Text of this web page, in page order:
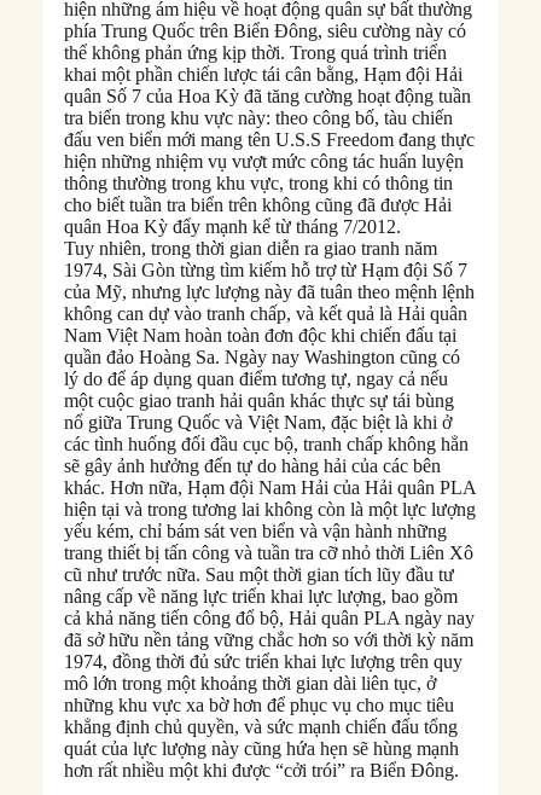
hiện những ám hiệu về hoạt động quân sự bất thường
phía Trung Quốc trên Biển Đông, siêu cường này có
thể không phản ứng kịp thời. Trong quá trình triển
khai một phần chiến lược tái cân bằng, Hạm đội Hải
quân Số 7 của Hoa Kỳ đã tăng cường hoạt động tuần
tra biển trong khu vực này: theo công bố, tàu chiến
đấu ven biển mới mang tên U.S.S Freedom đang thực
hiện những nhiệm vụ vượt mức công tác huấn luyện
thông thường trong khu vực, trong khi có thông tin
cho biết tuần tra biển trên không cũng đã được Hải
quân Hoa Kỳ đẩy mạnh kể từ tháng 7/2012.
Tuy nhiên, trong thời gian diễn ra giao tranh năm
1974, Sài Gòn từng tìm kiếm hỗ trợ từ Hạm đội Số 7
của Mỹ, nhưng lực lượng này đã tuân theo mệnh lệnh
không can dự vào tranh chấp, và kết quả là Hải quân
Nam Việt Nam hoàn toàn đơn độc khi chiến đấu tại
quần đảo Hoàng Sa. Ngày nay Washington cũng có
lý do để áp dụng quan điểm tương tự, ngay cả nếu
một cuộc giao tranh hải quân khác thực sự tái bùng
nổ giữa Trung Quốc và Việt Nam, đặc biệt là khi ở
các tình huống đối đầu cục bộ, tranh chấp không hẳn
sẽ gây ảnh hưởng đến tự do hàng hải của các bên
khác. Hơn nữa, Hạm đội Nam Hải của Hải quân PLA
hiện tại và trong tương lai không còn là một lực lượng
yếu kém, chỉ bám sát ven biển và vận hành những
trang thiết bị tấn công và tuần tra cỡ nhỏ thời Liên Xô
cũ như trước nữa. Sau một thời gian tích lũy đầu tư
nâng cấp về năng lực triển khai lực lượng, bao gồm
cả khả năng tiến công đổ bộ, Hải quân PLA ngày nay
đã sở hữu nền tảng vững chắc hơn so với thời kỳ năm
1974, đồng thời đủ sức triển khai lực lượng trên quy
mô lớn trong một khoảng thời gian dài liên tục, ở
những khu vực xa bờ hơn để phục vụ cho mục tiêu
khẳng định chủ quyền, và sức mạnh chiến đấu tổng
quát của lực lượng này cũng hứa hẹn sẽ hùng mạnh
hơn rất nhiều một khi được “cởi trói” ra Biển Đông.